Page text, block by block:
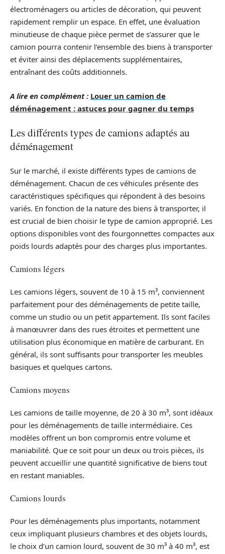
électroménagers ou articles de décoration, qui peuvent
rapidement remplir un espace. En effet, une évaluation
minutieuse de chaque pièce permet de s’assurer que le
camion pourra contenir l’ensemble des biens à transporter
et éviter ainsi des déplacements supplémentaires,
entraînant des coûts additionnels.
A lire en complément : Louer un camion de
déménagement : astuces pour gagner du temps
Les différents types de camions adaptés au
déménagement
Sur le marché, il existe différents types de camions de
déménagement. Chacun de ces véhicules présente des
caractéristiques spécifiques qui répondent à des besoins
variés. En fonction de la nature des biens à transporter, il
est crucial de bien choisir le type de camion approprié. Les
options disponibles vont des fourgonnettes compactes aux
poids lourds adaptés pour des charges plus importantes.
Camions légers
Les camions légers, souvent de 10 à 15 m³, conviennent
parfaitement pour des déménagements de petite taille,
comme un studio ou un petit appartement. Ils sont faciles
à manœuvrer dans des rues étroites et permettent une
utilisation plus économique en matière de carburant. En
général, ils sont suffisants pour transporter les meubles
basiques et quelques cartons.
Camions moyens
Les camions de taille moyenne, de 20 à 30 m³, sont idéaux
pour les déménagements de taille intermédiaire. Ces
modèles offrent un bon compromis entre volume et
maniabilité. Que ce soit pour un deux ou trois pièces, ils
peuvent accueillir une quantité significative de biens tout
en restant maniables.
Camions lourds
Pour les déménagements plus importants, notamment
ceux impliquant plusieurs chambres et des objets lourds,
le choix d’un camion lourd, souvent de 30 m³ à 40 m³, est